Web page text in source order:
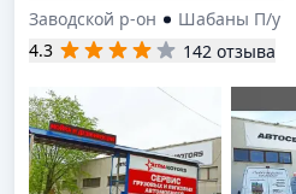
Заводской р-он
Шабаны П/у
4.3
142 отзыва